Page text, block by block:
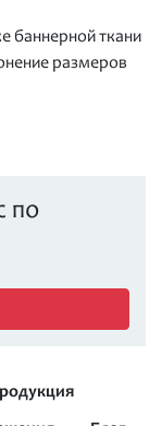
баннерной ткани
размеров
по